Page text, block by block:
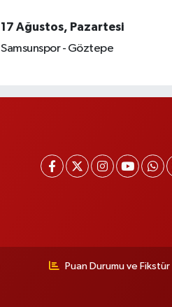
17 Ağustos, Pazartesi
Samsunspor - Göztepe
Puan Durumu ve Fikstür